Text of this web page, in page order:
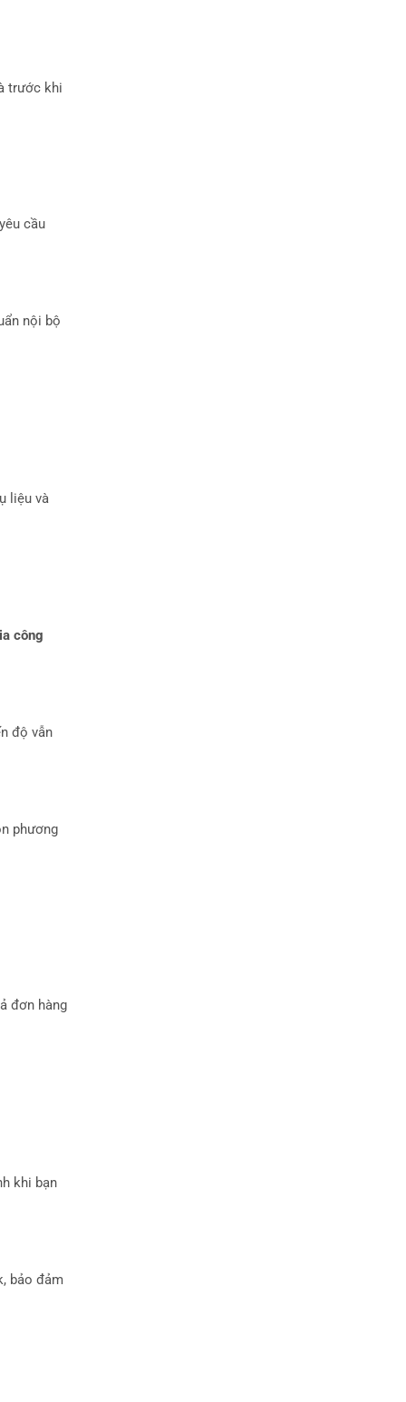
trước khi
cầu
nội bộ
liệu và
công
độ vẫn
phương
đơn hàng
khi bạn
bảo đảm